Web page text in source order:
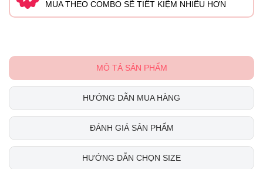
MUA THEO COMBO SẼ TIẾT KIỆM NHIỀU HƠN
MÔ TẢ SẢN PHẨM
HƯỚNG DẪN MUA HÀNG
ĐÁNH GIÁ SẢN PHẨM
HƯỚNG DẪN CHỌN SIZE